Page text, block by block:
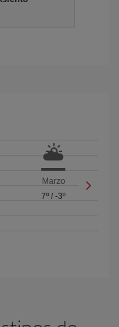
Marzo
7º /-3º